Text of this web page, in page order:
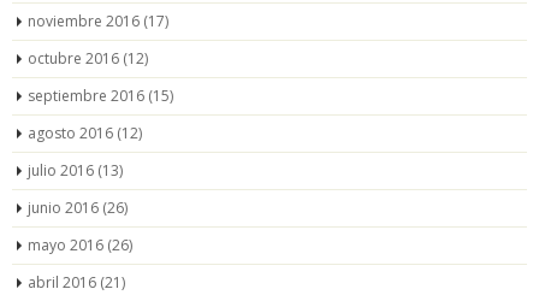
noviembre 2016 (17)
octubre 2016 (12)
septiembre 2016 (15)
agosto 2016 (12)
julio 2016 (13)
junio 2016 (26)
mayo 2016 (26)
abril 2016 (21)